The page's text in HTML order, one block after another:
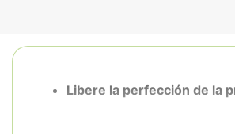
Libere la perfección de la